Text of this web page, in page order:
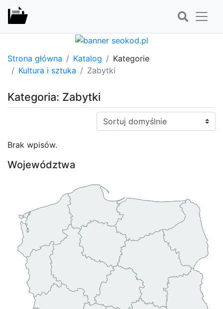
Strona główna Katalog
Kategorie
Kultura i sztuka
Zabytki
Kategoria: Zabytki
Sortuj:
Brak wpisów.
Województwa